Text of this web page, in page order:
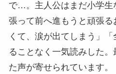
で…。主人公はまだ小学生
張って前へ進もうと頑張
くて、涙が出てしまう」
ることなく一気読みした
た声が寄せられています。